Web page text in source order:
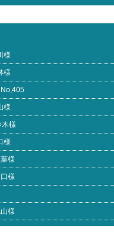
様
様
様
様
様
様
様
様